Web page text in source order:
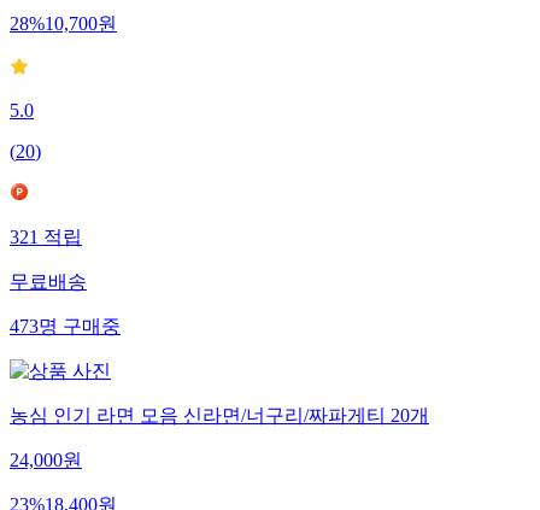
28%10,700원
5.0
(20)
321적립
무료배송
473명구매중
농심 인기 라면 모음 신라면/너구리/짜파게티 20개
24,000원